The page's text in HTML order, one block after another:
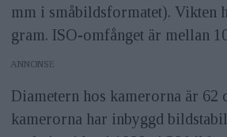
mm i småbildsformatet). Vikten
gram. ISO-omfånget är mellan
ANNONS
Diametern hos kamerorna är 62
kamerorna har inbyggd